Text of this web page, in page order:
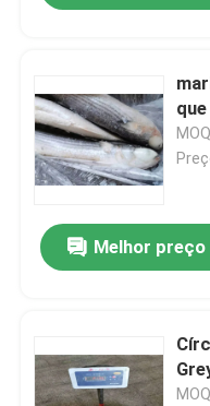
Produtos
Vídeos
Sobre nós
Controle de
Melhor preço